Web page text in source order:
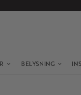
BELYSNING